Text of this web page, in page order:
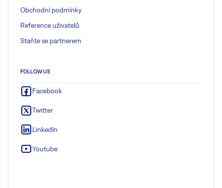
Obchodní podmínky
Reference uživatelů
Staňte se partnerem
FOLLOW US
Facebook
Twitter
LinkedIn
Youtube